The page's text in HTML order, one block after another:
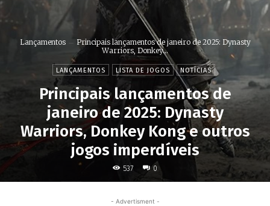
Lançamentos
Principais lançamentos de janeiro de 2025: Dynasty
Warriors, Donkey...
LANÇAMENTOS LISTA DE JOGOS NOTÍCIAS
Principais lançamentos de
janeiro de 2025: Dynasty
Warriors, Donkey Kong e outros
jogos imperdíveis
537 0
- Advertisment -